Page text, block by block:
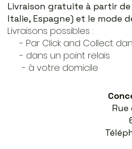
Livraison gratuite à partir
Italie, Espagne) et le mode
Livraisons possibles :
- Par Click and Collect
- dans un point relais
- à votre domicile